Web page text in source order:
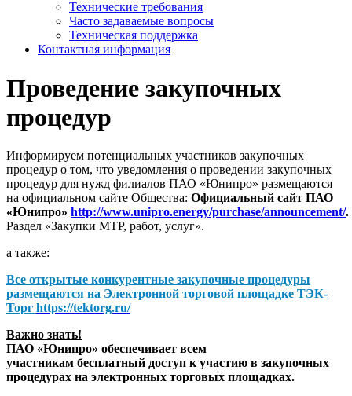
Технические требования
Часто задаваемые вопросы
Техническая поддержка
Контактная информация
Проведение закупочных
процедур
Информируем потенциальных участников закупочных
процедур о том, что уведомления о проведении закупочных
процедур для нужд филиалов ПАО «Юнипро» размещаются
на официальном сайте Общества: Официальный сайт ПАО
«Юнипро» http://www.unipro.energy/purchase/announcement/.
Раздел «Закупки МТР, работ, услуг».
а также:
Все открытые конкурентные закупочные процедуры
размещаются на Электронной торговой площадке ТЭК-
Торг https://tektorg.ru/
Важно знать!
ПАО «Юнипро» обеспечивает всем
участникам бесплатный доступ к участию в закупочных
процедурах на электронных торговых площадках.